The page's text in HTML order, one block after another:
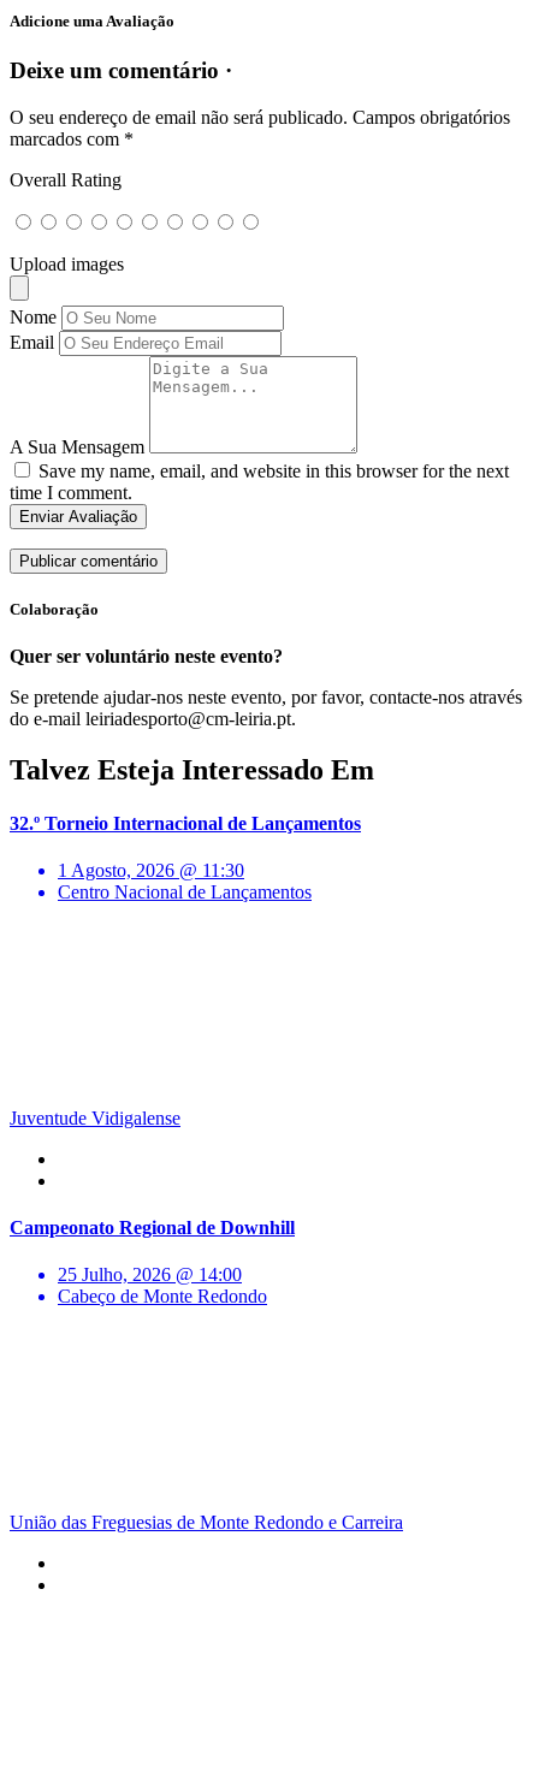
Adicione uma Avaliação
Deixe um comentário ·
O seu endereço de email não será publicado. Campos obrigatórios
marcados com *
Overall Rating
Upload images
Nome
Email
A Sua Mensagem
Save my name, email, and website in this browser for the next
time I comment.
Enviar Avaliação
Colaboração
Quer ser voluntário neste evento?
Se pretende ajudar-nos neste evento, por favor, contacte-nos através
do e-mail leiriadesporto@cm-leiria.pt.
Talvez Esteja Interessado Em
32.º Torneio Internacional de Lançamentos
1 Agosto, 2026 @ 11:30
Centro Nacional de Lançamentos
Juventude Vidigalense
Campeonato Regional de Downhill
25 Julho, 2026 @ 14:00
Cabeço de Monte Redondo
União das Freguesias de Monte Redondo e Carreira